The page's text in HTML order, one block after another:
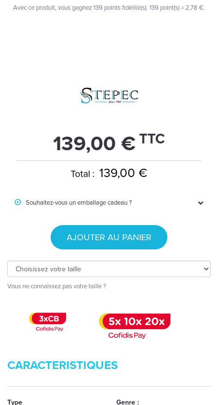
Avec ce produit, vous gagnez139 points fidélité(s). 139 point(s) =2,78 €.
139,00 € TTC
Total : 139,00 €
Souhaitez-vous un emballage cadeau ?
AJOUTER AU PANIER
Vous ne connaissez pas votre taille ?
CARACTERISTIQUES
Type Genre :